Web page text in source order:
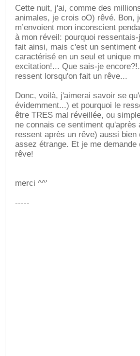
Cette nuit, j'ai, comme des
animales, je crois oO) rêvé. Bon,
m’envoient mon inconscient
à mon réveil: pourquoi
fait ainsi, mais c'est un sentiment
caractérisé en un seul et unique
excitation!... Que sais-je
ressent lorsqu'on fait un rêve...
Donc, voilà, j'aimerai savoir se
évidemment...) et pourquoi le
être TRES mal réveillée, ou
ne connais ce sentiment
ressent après un rêve) aussi
assez étrange. Et je me
rêve!
merci ^^'
-----